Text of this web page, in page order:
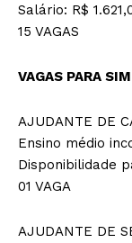
Salário: R$
15 VAGAS
VAGAS PARA
AJUDANTE DE
Ensino médio
Disponibilidade
01 VAGA
AJUDANTE DE